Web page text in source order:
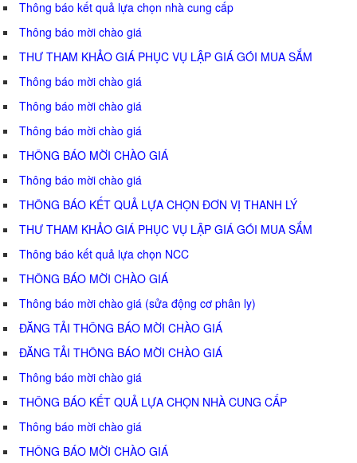
Thông báo kết quả lựa chọn nhà cung cấp
Thông báo mời chào giá
THƯ THAM KHẢO GIÁ PHỤC VỤ LẬP GIÁ GÓI MUA SẮM
Thông báo mời chào giá
Thông báo mời chào giá
Thông báo mời chào giá
THÔNG BÁO MỜI CHÀO GIÁ
Thông báo mời chào giá
THÔNG BÁO KẾT QUẢ LỰA CHỌN ĐƠN VỊ THANH LÝ
THƯ THAM KHẢO GIÁ PHỤC VỤ LẬP GIÁ GÓI MUA SẮM
Thông báo kết quả lựa chọn NCC
THÔNG BÁO MỜI CHÀO GIÁ
Thông báo mời chào giá (sửa động cơ phân ly)
ĐĂNG TẢI THÔNG BÁO MỜI CHÀO GIÁ
ĐĂNG TẢI THÔNG BÁO MỜI CHÀO GIÁ
Thông báo mời chào giá
THÔNG BÁO KẾT QUẢ LỰA CHỌN NHÀ CUNG CẤP
Thông báo mời chào giá
THÔNG BÁO MỜI CHÀO GIÁ